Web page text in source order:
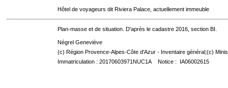
Hôtel de voyageurs dit Riviera Palace, actuellement immeuble
Plan-masse et de situation. D'après le cadastre 2016, section BI.
Négrel Geneviève
(c) Région Provence-Alpes-Côte d'Azur - Inventaire général;(c)
Immatriculation : 20170603971NUC1A Notice : IA06002615